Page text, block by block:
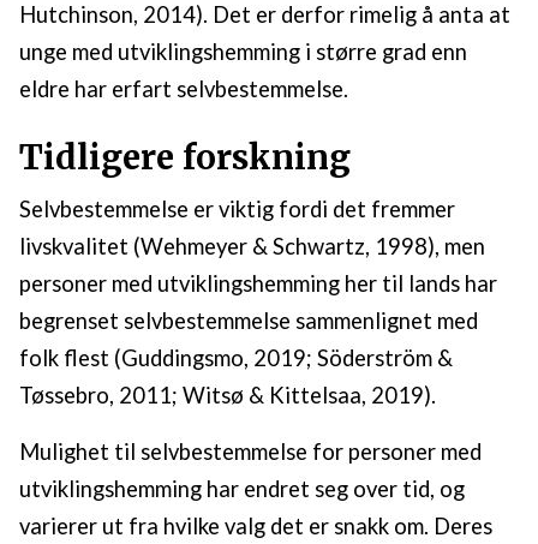
Hutchinson, 2014). Det er derfor rimelig å anta at
unge med utviklingshemming i større grad enn
eldre har erfart selvbestemmelse.
Tidligere forskning
Selvbestemmelse er viktig fordi det fremmer
livskvalitet (Wehmeyer & Schwartz, 1998), men
personer med utviklingshemming her til lands har
begrenset selvbestemmelse sammenlignet med
folk flest (Guddingsmo, 2019; Söderström &
Tøssebro, 2011; Witsø & Kittelsaa, 2019).
Mulighet til selvbestemmelse for personer med
utviklingshemming har endret seg over tid, og
varierer ut fra hvilke valg det er snakk om. Deres